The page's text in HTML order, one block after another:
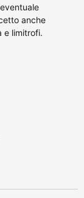
anche
e limitrofi.